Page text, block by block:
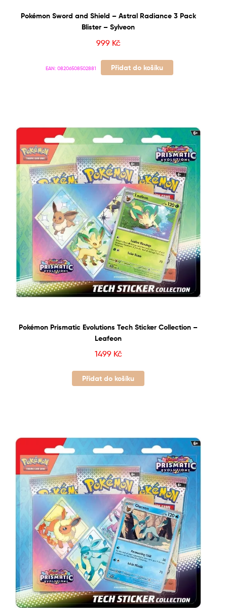
Pokémon Sword and Shield – Astral Radiance 3 Pack
Blister – Sylveon
999 Kč
EAN: 08206508502881 Přidat do košíku
Pokémon Prismatic Evolutions Tech Sticker Collection –
Leafeon
1499 Kč
Přidat do košíku